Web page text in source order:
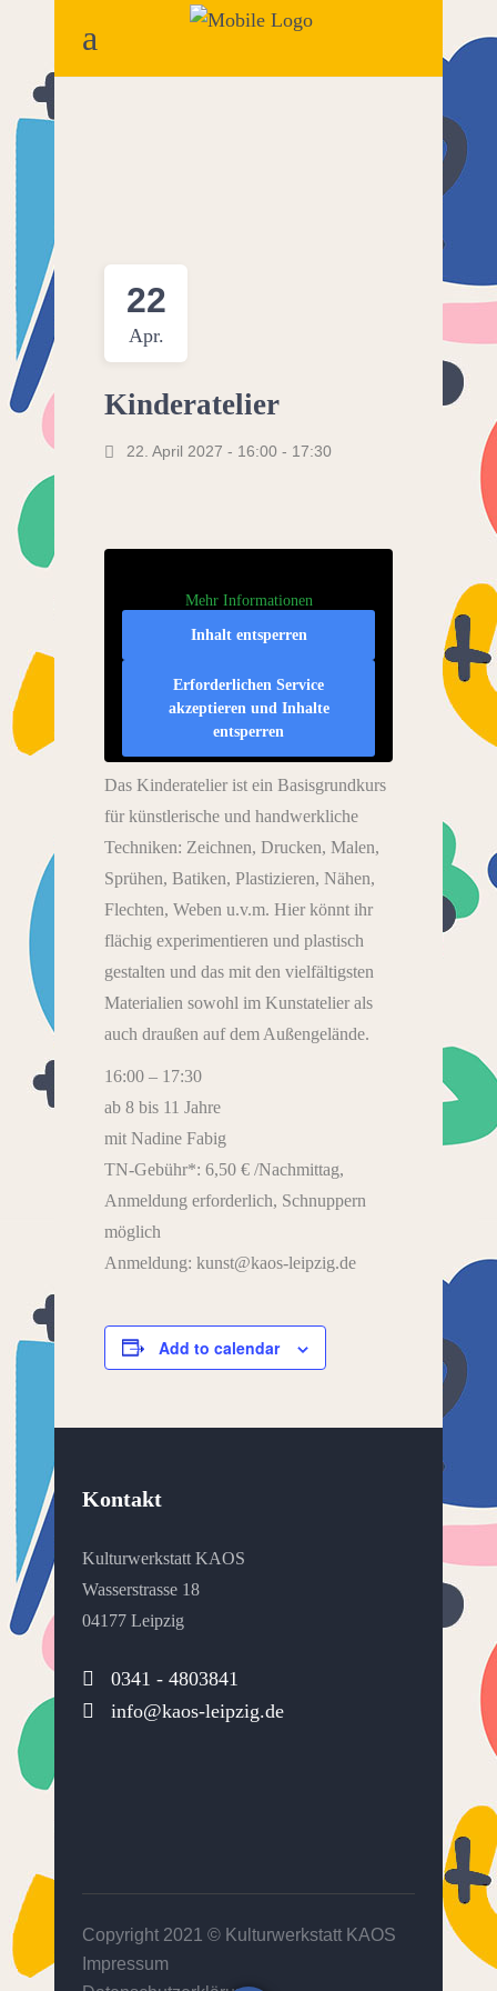
22
Apr.
Kinderatelier
22. April 2027 - 16:00 - 17:30
Mehr Informationen
Inhalt entsperren
Erforderlichen Service
akzeptieren und Inhalte
entsperren
Das Kinderatelier ist ein Basisgrundkurs
für künstlerische und handwerkliche
Techniken: Zeichnen, Drucken, Malen,
Sprühen, Batiken, Plastizieren, Nähen,
Flechten, Weben u.v.m. Hier könnt ihr
flächig experimentieren und plastisch
gestalten und das mit den vielfältigsten
Materialien sowohl im Kunstatelier als
auch draußen auf dem Außengelände.
16:00 – 17:30
ab 8 bis 11 Jahre
mit Nadine Fabig
TN-Gebühr*: 6,50 € /Nachmittag,
Anmeldung erforderlich, Schnuppern
möglich
Anmeldung: kunst@kaos-leipzig.de
Add to calendar
Kontakt
Kulturwerkstatt KAOS
Wasserstrasse 18
04177 Leipzig
0341 - 4803841
info@kaos-leipzig.de
Copyright 2021 © Kulturwerkstatt KAOS
Impressum